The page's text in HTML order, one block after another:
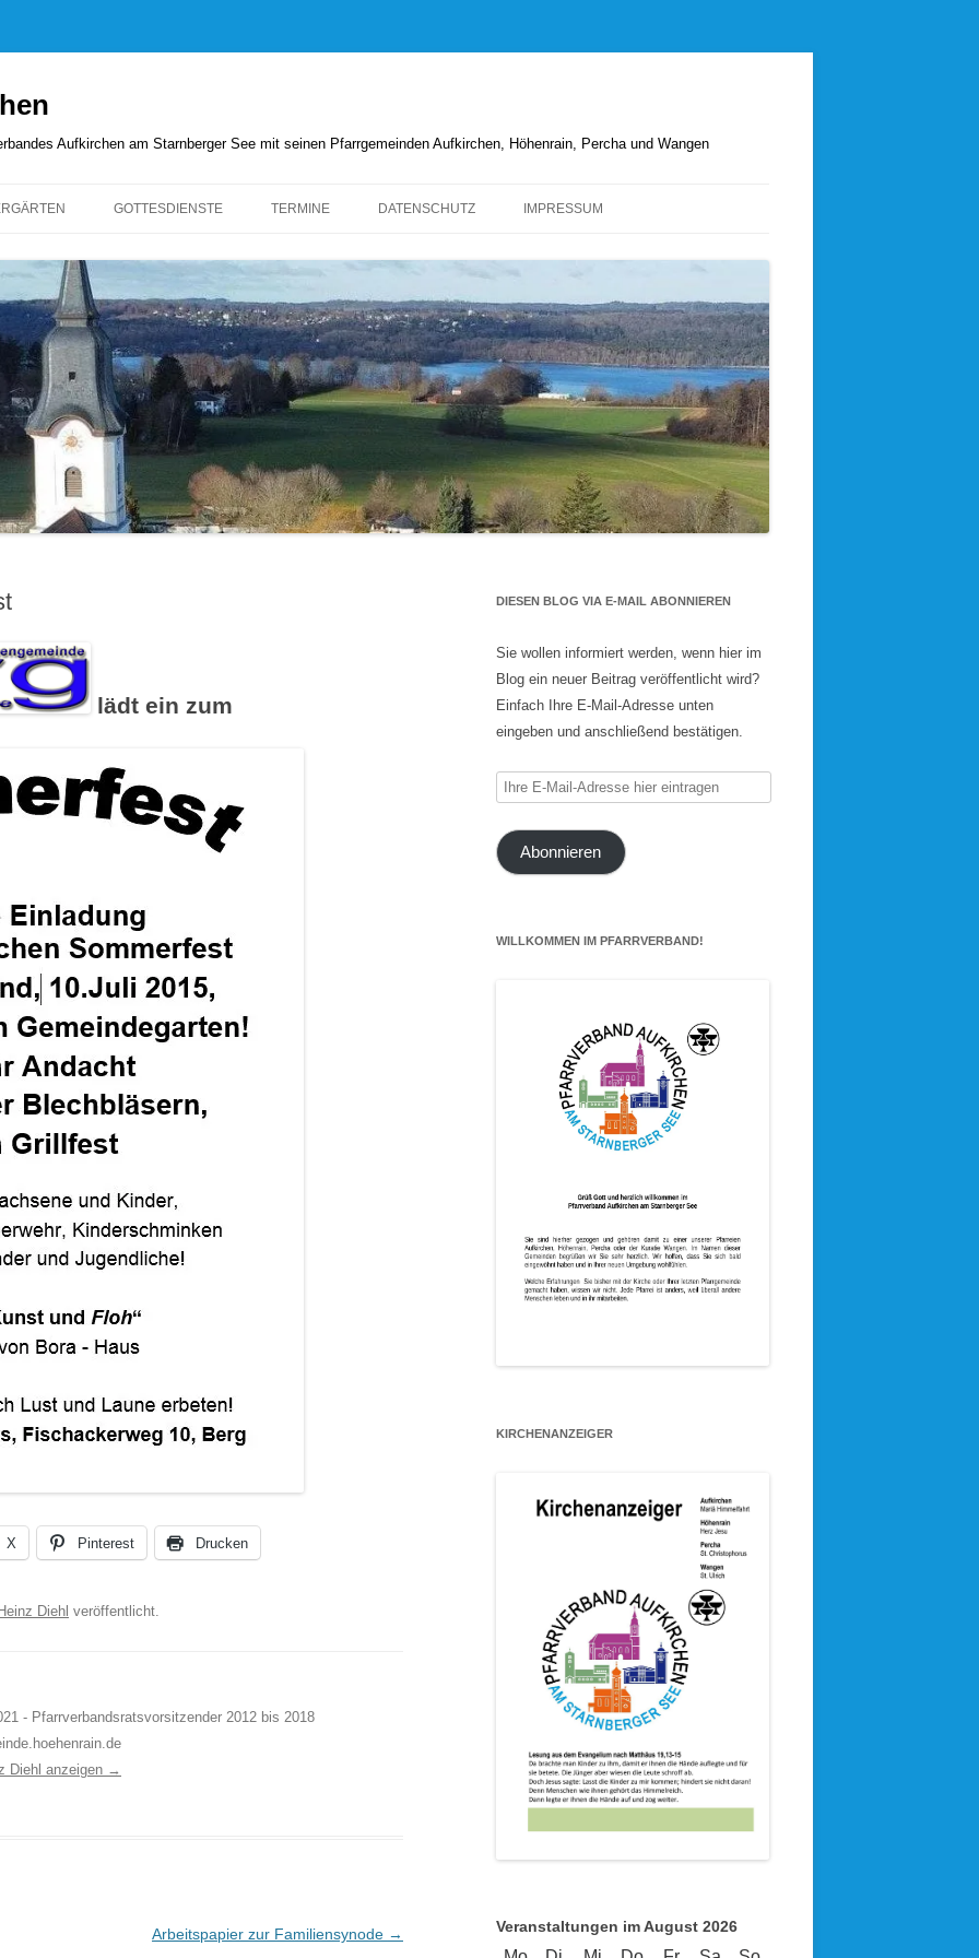
Aufkirchen am Starnberger See mit seinen Pfarrgemeinden Aufkirchen, Höhenrain, Percha und Wangen
GOTTESDIENSTE
KIRCHENANZEIGER
PFARRBRIEFE
TERMINE DATENSCHUTZ IMPRESSUM
lädt ein zum
X Pinterest Drucken
Heinz Diehl veröffentlicht.
- Pfarrverbandsratsvorsitzender 2012 bis 2018
Diehl anzeigen →
Arbeitspapier zur Familiensynode →
DIESEN BLOG VIA E-MAIL ABONNIEREN
Sie wollen informiert werden, wenn hier im
Blog ein neuer Beitrag veröffentlicht wird?
Einfach Ihre E-Mail-Adresse unten
eingeben und anschließend bestätigen.
Ihre
Mail-
Adresse
Abonnieren
WILLKOMMEN IM PFARRVERBAND!
KIRCHENANZEIGER
Veranstaltungen im August 2026